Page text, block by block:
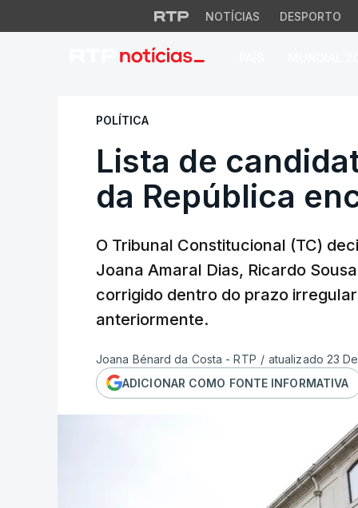
NOTÍCIAS DESPORTO
Lista de
POLÍTICA
Lista de
da República
O Tribunal Constitucional (TC)
Joana Amaral Dias, Ricardo
corrigido dentro do prazo
anteriormente.
Joana Bénard da Costa - RTP / atualizado 23
ADICIONAR COMO FONTE INFORMATIVA